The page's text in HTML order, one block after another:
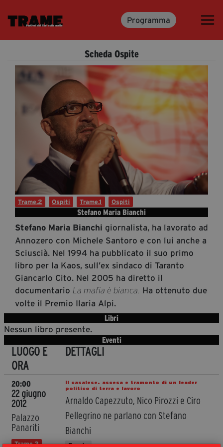
Programma
Trame.15
Libri
Media & Press
News & Kit
Accrediti Stampa
Cartella Stampa
Rassegna Stampa
Partecipa
Diventa Partner
Dona
Fondazione Trame
Chi Siamo
Civico Trame
Visioni Civiche
Mostra 3D - Visioni Civiche
Il Diritto di Essere
Archivio Storico
Contatti
Scheda Ospite
Stefano Maria Bianchi
Stefano Maria Bianchi giornalista, ha lavorato ad
Annozero con Michele Santoro e con lui anche a
Sciuscià. Nel 1994 ha pubblicato il suo primo
libro per la Kaos, sull’ex sindaco di Taranto
Giancarlo Cito. Nel 2005 ha diretto il
documentario La mafia è bianca.
Ha ottenuto due
volte il Premio Ilaria Alpi.
Trame.2 Ospiti Trame.1 Ospiti
Libri
Nessun libro presente.
Eventi
LUOGO E
ORA
DETTAGLI
20:00
22 giugno
2012
Palazzo
Panariti
Trame.2
Il casalese. ascesa e tramonto di un leader
politico di terra e lavoro
Arnaldo Capezzuto, Nico Pirozzi e Ciro
Pellegrino ne parlano con Stefano
Bianchi
Evento